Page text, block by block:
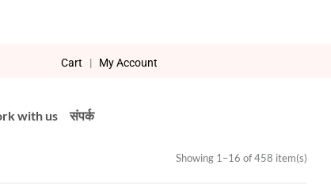
Cart | My Account
with us संपर्क
Showing 1–16 of 458 item(s)